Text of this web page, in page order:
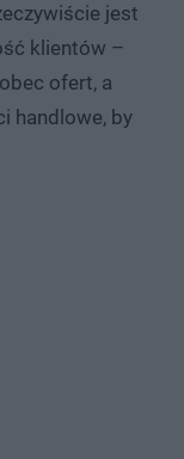
jest
klientów –
ofert, a
handlowe, by